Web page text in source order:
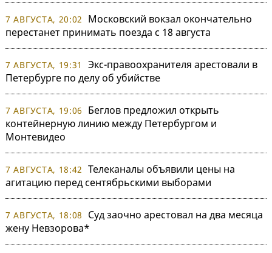
7 АВГУСТА, 20:02
Московский вокзал окончательно
перестанет принимать поезда с 18 августа
7 АВГУСТА, 19:31
Экс-правоохранителя арестовали в
Петербурге по делу об убийстве
7 АВГУСТА, 19:06
Беглов предложил открыть
контейнерную линию между Петербургом и
Монтевидео
7 АВГУСТА, 18:42 Телеканалы объявили цены на
агитацию перед сентябрьскими выборами
7 АВГУСТА, 18:08
Суд заочно арестовал на два месяца
жену Невзорова*